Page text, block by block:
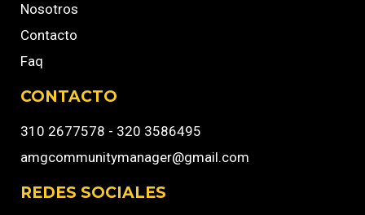
Nosotros
Contacto
Faq
CONTACTO
310 2677578 - 320 3586495
amgcommunitymanager@gmail.com
REDES SOCIALES